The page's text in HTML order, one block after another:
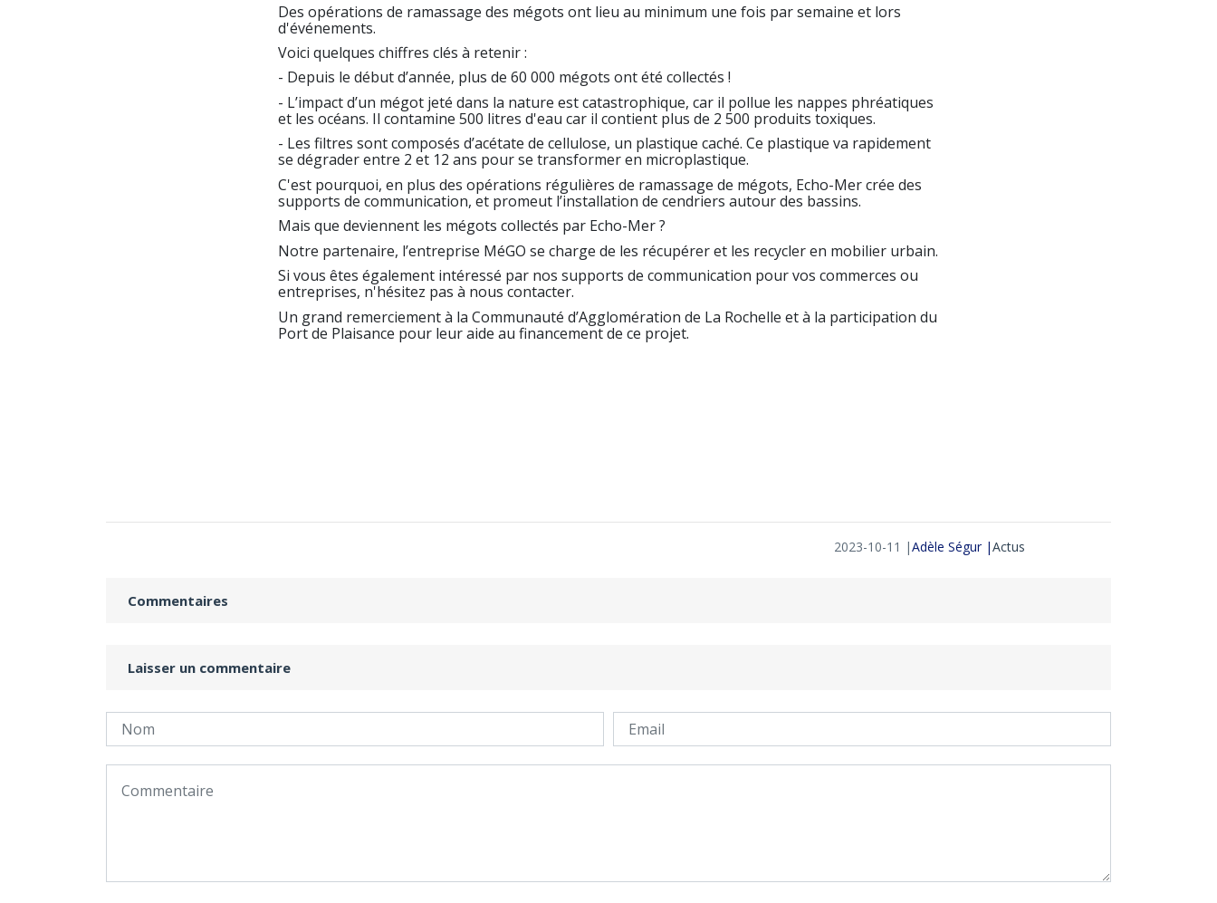
Des opérations de ramassage des mégots ont lieu au minimum une fois par semaine et lors
d'événements.
Voici quelques chiffres clés à retenir :
- Depuis le début d’année, plus de 60 000 mégots ont été collectés !
- L’impact d’un mégot jeté dans la nature est catastrophique, car il pollue les nappes phréatiques
et les océans. Il contamine 500 litres d'eau car il contient plus de 2 500 produits toxiques.
- Les filtres sont composés d’acétate de cellulose, un plastique caché. Ce plastique va rapidement
se dégrader entre 2 et 12 ans pour se transformer en microplastique.
C'est pourquoi, en plus des opérations régulières de ramassage de mégots, Echo-Mer crée des
supports de communication, et promeut l’installation de cendriers autour des bassins.
Mais que deviennent les mégots collectés par Echo-Mer ?
Notre partenaire, l’entreprise MéGO se charge de les récupérer et les recycler en mobilier urbain.
Si vous êtes également intéressé par nos supports de communication pour vos commerces ou
entreprises, n'hésitez pas à nous contacter.
Un grand remerciement à la Communauté d’Agglomération de La Rochelle et à la participation du
Port de Plaisance pour leur aide au financement de ce projet.
Actus
Adèle Ségur |
2023-10-11 |
Commentaires
Laisser un commentaire